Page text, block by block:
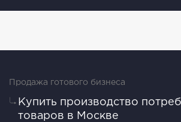
Продажа готового бизнеса
Купить производство
товаров в Москве